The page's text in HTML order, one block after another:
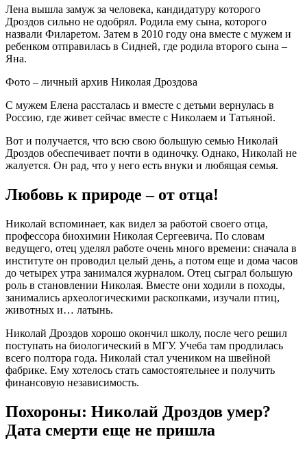
Лена вышла замуж за человека, кандидатуру которого
Дроздов сильно не одобрял. Родила ему сына, которого
назвали Филаретом. Затем в 2010 году она вместе с мужем и
ребенком отправилась в Сидней, где родила второго сына –
Яна.
Фото – личный архив Николая Дроздова
С мужем Елена рассталась и вместе с детьми вернулась в
Россию, где живет сейчас вместе с Николаем и Татьяной.
Вот и получается, что всю свою большую семью Николай
Дроздов обеспечивает почти в одиночку. Однако, Николай не
жалуется. Он рад, что у него есть внуки и любящая семья.
Любовь к природе – от отца!
Николай вспоминает, как видел за работой своего отца,
профессора биохимии Николая Сергеевича. По словам
ведущего, отец уделял работе очень много времени: сначала в
институте он проводил целый день, а потом еще и дома часов
до четырех утра занимался журналом. Отец сыграл большую
роль в становлении Николая. Вместе они ходили в походы,
занимались археологическими раскопками, изучали птиц,
животных и… латынь.
Николай Дроздов хорошо окончил школу, после чего решил
поступать на биологический в МГУ. Учеба там продлилась
всего полтора года. Николай стал учеником на швейной
фабрике. Ему хотелось стать самостоятельнее и получить
финансовую независимость.
Похороны: Николай Дроздов умер?
Дата смерти еще не пришла